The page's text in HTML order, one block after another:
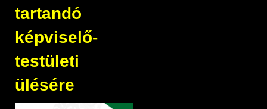
tartandó
képviselő-
testületi
ülésére